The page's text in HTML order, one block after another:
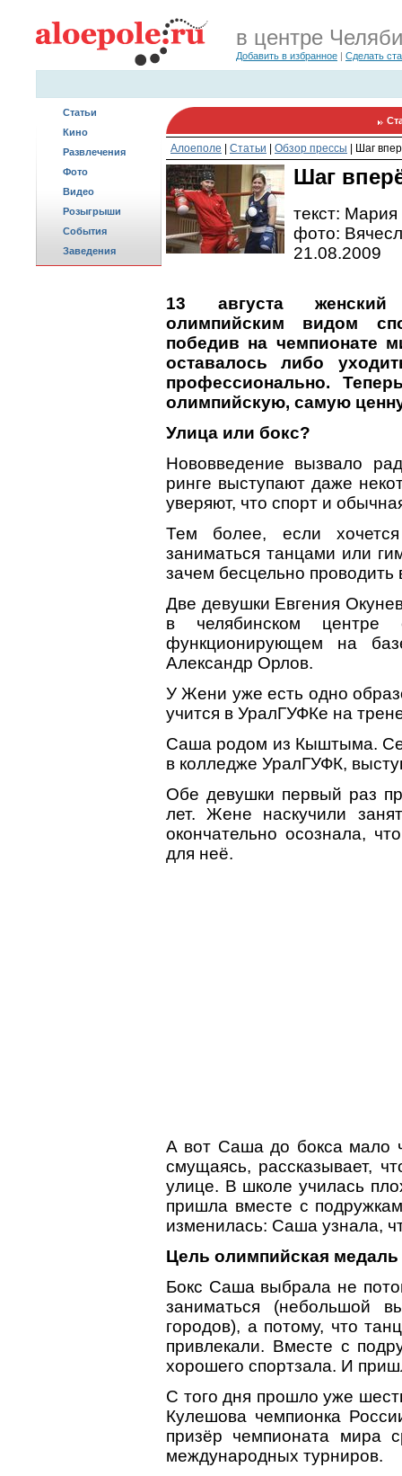
в центре
Добавить в избранное | Сделать
Статьи
Кино
Развлечения
Фото
Видео
Розыгрыши
События
Заведения
Алоеполе Статьи Обзор прессы Шаг
Шаг
текст:
фото:
21.08.2009
13 августа
олимпийским видом
победив на чемпионате
оставалось либо
профессионально.
олимпийскую, самую
Улица или бокс?
Нововведение вызвало
ринге выступают даже
уверяют, что спорт и
Тем более, если
заниматься танцами или
зачем бесцельно
Две девушки Евгения
в челябинском центре
функционирующем на
Александр Орлов.
У Жени уже есть одно
учится в УралГУФКе на
Саша родом из Кыштыма.
в колледже УралГУФК,
Обе девушки первый раз
лет. Жене наскучили
окончательно осознала,
для неё.
А вот Саша до бокса мало
смущаясь, рассказывает,
улице. В школе училась
пришла вместе с
изменилась: Саша узнала,
Цель олимпийская медаль
Бокс Саша выбрала не
заниматься (небольшой
городов), а потому, что
привлекали. Вместе с
хорошего спортзала. И
С того дня прошло уже
Кулешова чемпионка
призёр чемпионата мира
международных турниров.